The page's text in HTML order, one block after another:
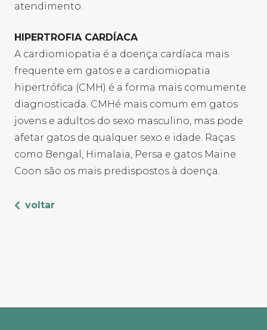
atendimento.
HIPERTROFIA CARDÍACA
A cardiomiopatia é a doença cardíaca mais
frequente em gatos e a cardiomiopatia
hipertrófica (CMH) é a forma mais comumente
diagnosticada. CMHé mais comum em gatos
jovens e adultos do sexo masculino, mas pode
afetar gatos de qualquer sexo e idade. Raças
como Bengal, Himalaia, Persa e gatos Maine
Coon são os mais predispostos à doença.
voltar